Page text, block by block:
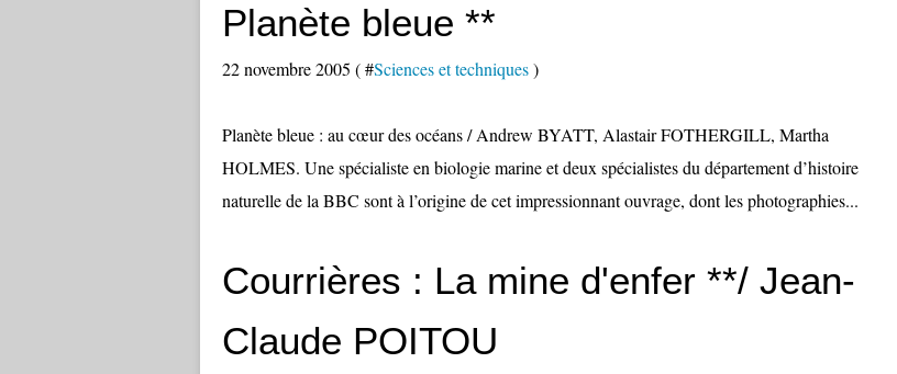
Planète bleue **
22 novembre 2005 ( #Sciences et techniques)
Planète bleue : au cœur des océans / Andrew BYATT, Alastair FOTHERGILL, Martha
HOLMES. Une spécialiste en biologie marine et deux spécialistes du département d’histoire
naturelle de la BBC sont à l’origine de cet impressionnant ouvrage, dont les photographies...
Courrières : La mine d'enfer **/ Jean-
Claude POITOU